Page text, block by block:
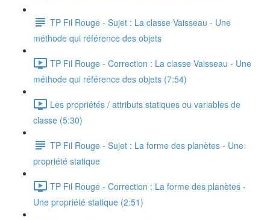
TP Fil Rouge - Sujet : La classe Vaisseau - Une
méthode qui référence des objets
TP Fil Rouge - Correction : La classe Vaisseau - Une
méthode qui référence des objets (7:54)
Les propriétés / attributs statiques ou variables de
classe (5:30)
TP Fil Rouge - Sujet : La forme des planètes - Une
propriété statique
TP Fil Rouge - Correction : La forme des planètes -
Une propriété statique (2:51)